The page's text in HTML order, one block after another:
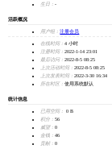
生日： -
活跃概况
用户组： 注册会员
在线时间： 4 小时
注册时间： 2022-1-14 23:01
最后访问： 2022-8-5 08:25
上次活动时间： 2022-8-5 08:25
上次发表时间： 2022-3-30 16:34
所在时区： 使用系统默认
统计信息
已用空间：
0 B
积分： 56
威望： 0
金钱： 46
贡献： 0